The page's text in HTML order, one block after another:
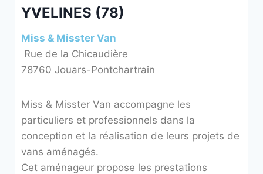
YVELINES (78)
Miss & Misster Van
Rue de la Chicaudière
78760 Jouars-Pontchartrain
Miss & Misster Van accompagne les
particuliers et professionnels dans la
conception et la réalisation de leurs projets de
vans aménagés.
Cet aménageur propose les prestations